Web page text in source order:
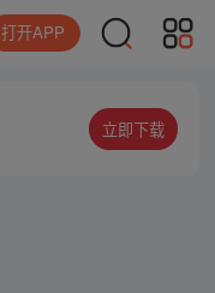
打开APP
立即下载